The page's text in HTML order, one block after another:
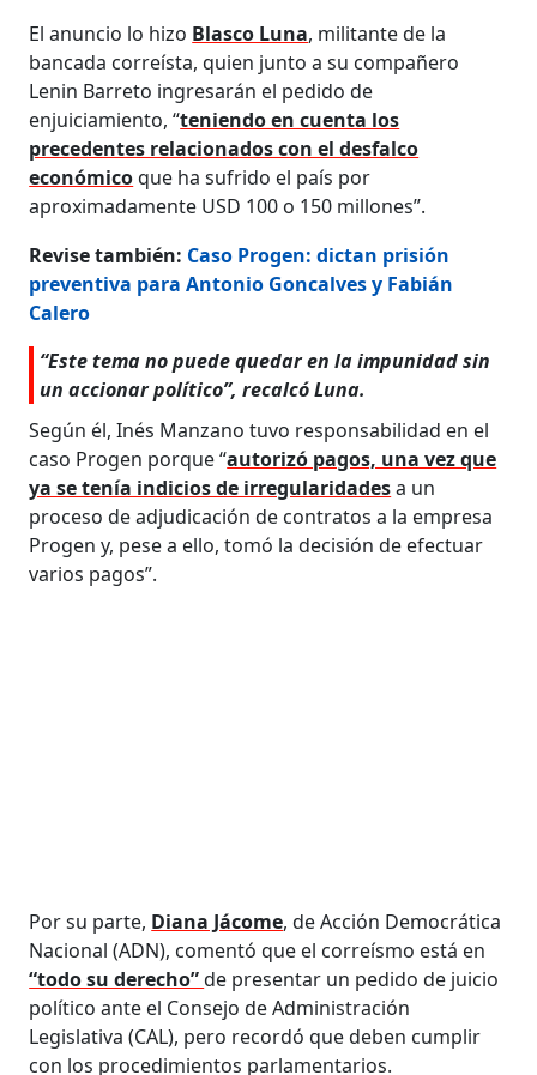
El anuncio lo hizo Blasco Luna, militante de la
bancada correísta, quien junto a su compañero
Lenin Barreto ingresarán el pedido de
enjuiciamiento, “teniendo en cuenta los
precedentes relacionados con el desfalco
económicoque ha sufrido el país por
aproximadamente USD 100 o 150 millones”.
Revise también: Caso Progen: dictan prisión
preventiva para Antonio Goncalves y Fabián
Calero
“Este tema no puede quedar en la impunidad sin
un accionar político”, recalcó Luna.
Según él, Inés Manzano tuvo responsabilidad en el
caso Progen porque “autorizó pagos, una vez que
ya se tenía indicios de irregularidadesa un
proceso de adjudicación de contratos a la empresa
Progen y, pese a ello, tomó la decisión de efectuar
varios pagos”.
Por su parte, Diana Jácome, de Acción Democrática
Nacional (ADN), comentó que el correísmo está en
“todo su derecho”de presentar un pedido de juicio
político ante el Consejo de Administración
Legislativa (CAL), pero recordó que deben cumplir
con los procedimientos parlamentarios.